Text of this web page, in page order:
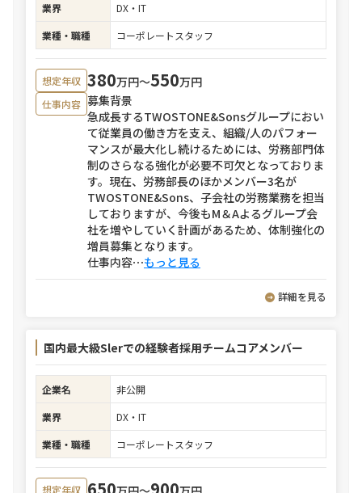
業界
DX・IT
業種・職種
コーポレートスタッフ
想定年収 380万円〜550万円
仕事内容 募集背景
急成長するTWOSTONE&Sonsグループにおい
て従業員の働き方を支え、組織/人のパフォー
マンスが最大化し続けるためには、労務部門体
制のさらなる強化が必要不可欠となっておりま
す。現在、労務部長のほかメンバー3名が
TWOSTONE&Sons、子会社の労務業務を担当
しておりますが、今後もM＆Aよるグループ会
社を増やしていく計画があるため、体制強化の
増員募集となります。
仕事内容⋯もっと見る
詳細を見る
国内最大級Slerでの経験者採用チームコアメンバー
企業名
非公開
業界
DX・IT
業種・職種
コーポレートスタッフ
想定年収 650 900